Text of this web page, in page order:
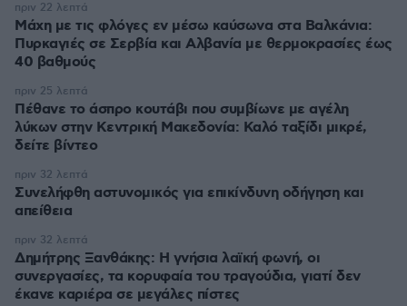
Μάχη με τις φλόγες εν μέσω καύσωνα στα Βαλκάνια:
Πυρκαγιές σε Σερβία και Αλβανία με θερμοκρασίες έως
40 βαθμούς
πριν 22 λεπτά
Πέθανε το άσπρο κουτάβι που συμβίωνε με αγέλη
λύκων στην Κεντρική Μακεδονία: Καλό ταξίδι μικρέ,
δείτε βίντεο
πριν 25 λεπτά
Συνελήφθη αστυνομικός για επικίνδυνη οδήγηση και
απείθεια
πριν 32 λεπτά
Δημήτρης Ξανθάκης: Η γνήσια λαϊκή φωνή, οι
συνεργασίες, τα κορυφαία του τραγούδια, γιατί δεν
έκανε καριέρα σε μεγάλες πίστες
πριν 32 λεπτά